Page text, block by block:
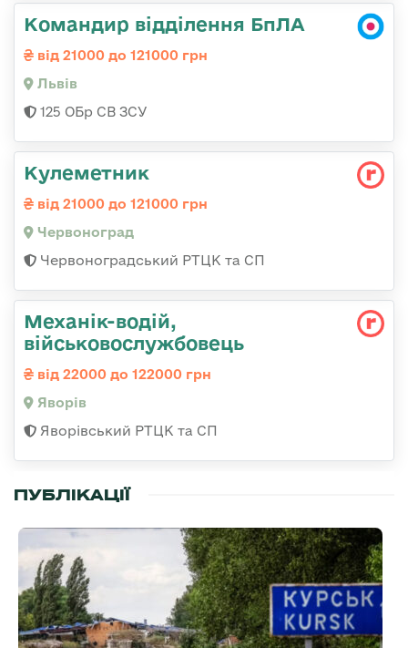
Командир відділення БпЛА
від 21000 до 121000 грн
Львів
125 ОБр СВ ЗСУ
Кулеметник
від 21000 до 121000 грн
Червоноград
Червоноградський РТЦК та СП
Механік-водій,
військовослужбовець
від 22000 до 122000 грн
Яворів
Яворівський РТЦК та СП
ПУБЛІКАЦІЇ